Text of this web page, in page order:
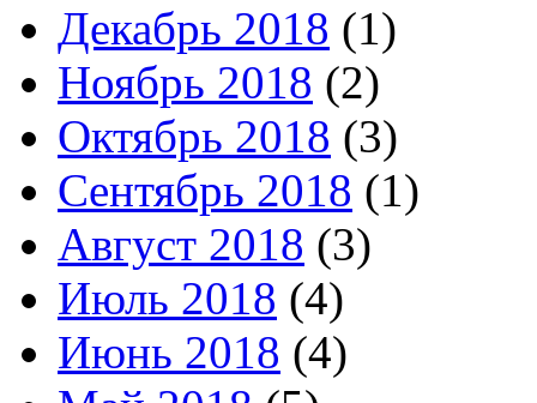
Декабрь 2018 (1)
Ноябрь 2018 (2)
Октябрь 2018 (3)
Сентябрь 2018 (1)
Август 2018 (3)
Июль 2018 (4)
Июнь 2018 (4)